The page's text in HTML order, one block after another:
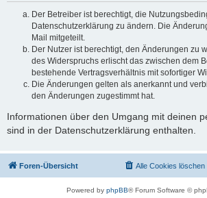
Der Betreiber ist berechtigt, die
Datenschutzerklärung zu ändern. Die
Mail mitgeteilt.
Der Nutzer ist berechtigt, den Änderungen zu
des Widerspruchs erlischt das zwischen dem
bestehende Vertragsverhältnis mit sofortiger
Die Änderungen gelten als anerkannt und
den Änderungen zugestimmt hat.
Informationen über den Umgang mit deinen
sind in der Datenschutzerklärung enthalten.
Foren-Übersicht Alle Cookies löschen
Powered by phpBB® Forum Software ©